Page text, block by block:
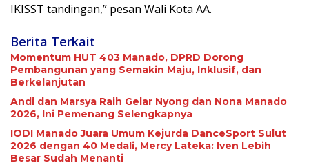
IKISST tandingan,” pesan Wali Kota AA.
Berita Terkait
Momentum HUT 403 Manado, DPRD Dorong
Pembangunan yang Semakin Maju, Inklusif, dan
Berkelanjutan
Andi dan Marsya Raih Gelar Nyong dan Nona Manado
2026, Ini Pemenang Selengkapnya
IODI Manado Juara Umum Kejurda DanceSport Sulut
2026 dengan 40 Medali, Mercy Lateka: Iven Lebih
Besar Sudah Menanti